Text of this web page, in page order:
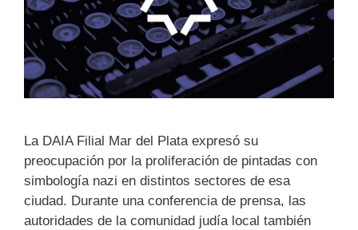
La DAIA Filial Mar del Plata expresó su
preocupación por la proliferación de pintadas con
simbología nazi en distintos sectores de esa
ciudad. Durante una conferencia de prensa, las
autoridades de la comunidad judía local también